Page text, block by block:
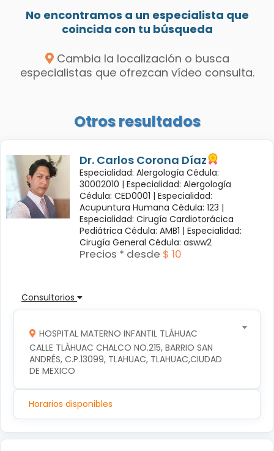
No encontramos a un especialista que
coincida con tu búsqueda
Cambia la localización o busca
especialistas que ofrezcan vídeo consulta.
Otros resultados
Dr. Carlos Corona Díaz
Especialidad: Alergología Cédula:
30002010 | Especialidad: Alergología
Cédula: CED0001 | Especialidad:
Acupuntura Humana Cédula: 123 |
Especialidad: Cirugía Cardiotorácica
Pediátrica Cédula: AMB1 | Especialidad:
Cirugía General Cédula: asww2
Precios * desde $ 10
Consultorios
HOSPITAL MATERNO INFANTIL TLÁHUAC
CALLE TLÁHUAC CHALCO NO.215, BARRIO SAN
ANDRÉS, C.P.13099, TLAHUAC, TLAHUAC,CIUDAD
DE MEXICO
Horarios disponibles